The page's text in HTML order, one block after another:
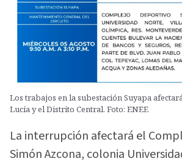
Los trabajos en la subestación Suyapa
Lucía y el Distrito Central. Foto: ENEE
La interrupción afectará el
Simón Azcona, colonia